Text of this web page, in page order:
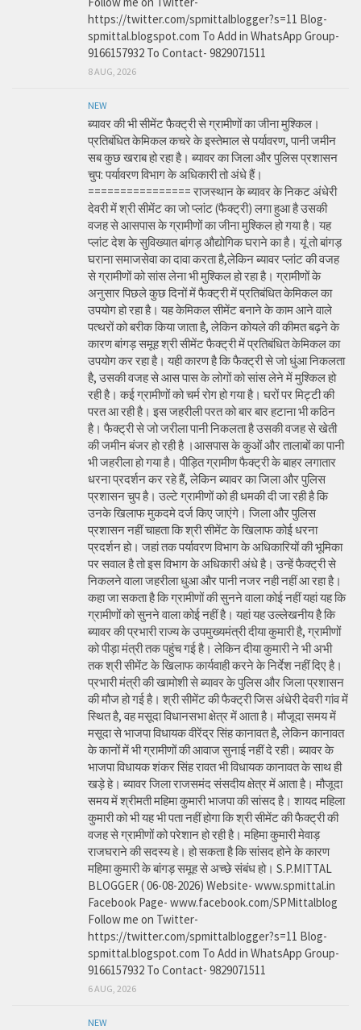
https://twitter.com/spmittalblogger?s=11 Blog-
spmittal.blogspot.com To Add in WhatsApp Group-
9166157932 To Contact- 9829071511
8 AUG, 2026
NEW
ब्यावर की भी सीमेंट फैक्ट्री से ग्रामीणों का जीना मुश्किल।
प्रतिबंधित केमिकल कचरे के इस्तेमाल से पर्यावरण, पानी जमीन
सब कुछ खराब हो रहा है। ब्यावर का जिला और पुलिस प्रशासन
चुप: पर्यावरण विभाग के अधिकारी तो अंधे हैं।
================ राजस्थान के ब्यावर के निकट अंधेरी
देवरी में श्री सीमेंट का जो प्लांट (फैक्ट्री) लगा हुआ है उसकी
वजह से आसपास के ग्रामीणों का जीना मुश्किल हो गया है। यह
प्लांट देश के सुविख्यात बांगड़ औद्योगिक घराने का है। यूं तो बांगड़
घराना समाजसेवा का दावा करता है,लेकिन ब्यावर प्लांट की वजह
से ग्रामीणों को सांस लेना भी मुश्किल हो रहा है। ग्रामीणों के
अनुसार पिछले कुछ दिनों में फैक्ट्री में प्रतिबंधित केमिकल का
उपयोग हो रहा है। यह केमिकल सीमेंट बनाने के काम आने वाले
पत्थरों को बरीक किया जाता है, लेकिन कोयले की कीमत बढ़ने के
कारण बांगड़ समूह श्री सीमेंट फैक्ट्री में प्रतिबंधित केमिकल का
उपयोग कर रहा है। यही कारण है कि फैक्ट्री से जो धुंआ निकलता
है, उसकी वजह से आस पास के लोगों को सांस लेने में मुश्किल हो
रही है। कई ग्रामीणों को चर्म रोग हो गया है। घरों पर मिट्टी की
परत आ रही है। इस जहरीली परत को बार बार हटाना भी कठिन
है। फैक्ट्री से जो जरीला पानी निकलता है उसकी वजह से खेती
की जमीन बंजर हो रही है ।आसपास के कुओं और तालाबों का पानी
भी जहरीला हो गया है। पीड़ित ग्रामीण फैक्ट्री के बाहर लगातार
धरना प्रदर्शन कर रहे हैं, लेकिन ब्यावर का जिला और पुलिस
प्रशासन चुप है। उल्टे ग्रामीणों को ही धमकी दी जा रही है कि
उनके खिलाफ मुकदमे दर्ज किए जाएंगे। जिला और पुलिस
प्रशासन नहीं चाहता कि श्री सीमेंट के खिलाफ कोई धरना
प्रदर्शन हो। जहां तक पर्यावरण विभाग के अधिकारियों की भूमिका
पर सवाल है तो इस विभाग के अधिकारी अंधे है। उन्हें फैक्ट्री से
निकलने वाला जहरीला धुआ और पानी नजर नही नहीं आ रहा है।
कहा जा सकता है कि ग्रामीणों की सुनने वाला कोई नहीं यहां यह कि
ग्रामीणों को सुनने वाला कोई नहीं है। यहां यह उल्लेखनीय है कि
ब्यावर की प्रभारी राज्य के उपमुख्यमंत्री दीया कुमारी है, ग्रामीणों
को पीड़ा मंत्री तक पहुंच गई है। लेकिन दीया कुमारी ने भी अभी
तक श्री सीमेंट के खिलाफ कार्यवाही करने के निर्देश नहीं दिए है।
प्रभारी मंत्री की खामोशी से ब्यावर के पुलिस और जिला प्रशासन
की मौज हो गई है। श्री सीमेंट की फैक्ट्री जिस अंधेरी देवरी गांव में
स्थित है, वह मसूदा विधानसभा क्षेत्र में आता है। मौजूदा समय में
मसूदा से भाजपा विधायक वीरेंद्र सिंह कानावत है, लेकिन कानावत
के कानों में भी ग्रामीणों की आवाज सुनाई नहीं दे रही। ब्यावर के
भाजपा विधायक शंकर सिंह रावत भी विधायक कानावत के साथ ही
खड़े हे। ब्यावर जिला राजसमंद संसदीय क्षेत्र में आता है। मौजूदा
समय में श्रीमती महिमा कुमारी भाजपा की सांसद है। शायद महिला
कुमारी को भी यह भी पता नहीं होगा कि श्री सीमेंट की फैक्ट्री की
वजह से ग्रामीणों को परेशान हो रही है। महिमा कुमारी मेवाड़
राजघराने की सदस्य हे। हो सकता है कि सांसद होने के कारण
महिमा कुमारी के बांगड़ समूह से अच्छे संबंध हो। S.P.MITTAL
BLOGGER ( 06-08-2026) Website- www.spmittal.in
Facebook Page- www.facebook.com/SPMittalblog
Follow me on Twitter-
https://twitter.com/spmittalblogger?s=11 Blog-
spmittal.blogspot.com To Add in WhatsApp Group-
9166157932 To Contact- 9829071511
6 AUG, 2026
NEW